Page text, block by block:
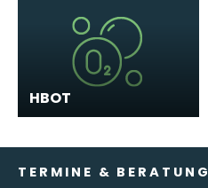
HBOT
TERMINE & BERATUNG